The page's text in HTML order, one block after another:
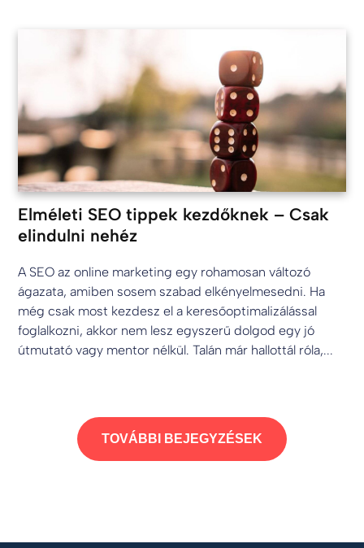
Elméleti SEO tippek kezdőknek – Csak
elindulni nehéz
A SEO az online marketing egy rohamosan változó
ágazata, amiben sosem szabad elkényelmesedni. Ha
még csak most kezdesz el a keresőoptimalizálással
foglalkozni, akkor nem lesz egyszerű dolgod egy jó
útmutató vagy mentor nélkül. Talán már hallottál róla,...
TOVÁBBI BEJEGYZÉSEK